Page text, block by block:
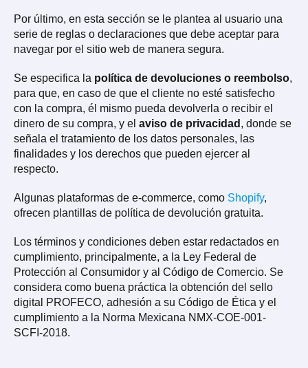
Por último, en esta sección se le plantea al usuario una
serie de reglas o declaraciones que debe aceptar para
navegar por el sitio web de manera segura.
Se especifica la política de devoluciones o reembolso,
para que, en caso de que el cliente no esté satisfecho
con la compra, él mismo pueda devolverla o recibir el
dinero de su compra, y el aviso de privacidad , donde se
señala el tratamiento de los datos personales, las
finalidades y los derechos que pueden ejercer al
respecto.
Algunas plataformas de e-commerce, como Shopify,
ofrecen plantillas de política de devolución gratuita.
Los términos y condiciones deben estar redactados en
cumplimiento, principalmente, a la Ley Federal de
Protección al Consumidor y al Código de Comercio. Se
considera como buena práctica la obtención del sello
digital PROFECO, adhesión a su Código de Ética y el
cumplimiento a la Norma Mexicana NMX-COE-001-
SCFI-2018.